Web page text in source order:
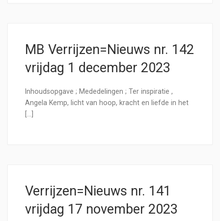
MB Verrijzen=Nieuws nr. 142
vrijdag 1 december 2023
Inhoudsopgave ; Mededelingen ; Ter inspiratie ,
Angela Kemp, licht van hoop, kracht en liefde in het
[…]
Verrijzen=Nieuws nr. 141
vrijdag 17 november 2023